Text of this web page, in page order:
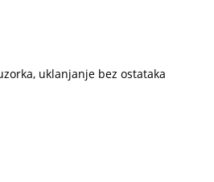
uklanjanje bez ostataka